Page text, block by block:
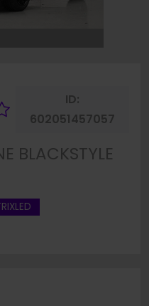
Fahrzeug
ID:
602051457057
BLACKSTYLE